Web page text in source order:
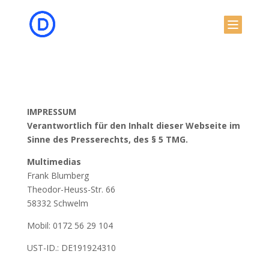
IMPRESSUM
Verantwortlich für den Inhalt dieser Webseite im
Sinne des Presserechts, des § 5 TMG.
Multimedias
Frank Blumberg
Theodor-Heuss-Str. 66
58332 Schwelm
Mobil: 0172 56 29 104
UST-ID.: DE191924310